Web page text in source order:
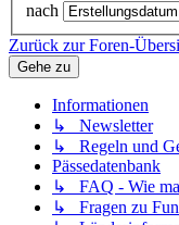
nach
Zurück zur Foren-
Gehe zu
Informationen
↳ Newsletter
↳ Regeln und
Pässedatenbank
↳ FAQ - Wie
↳ Fragen zu